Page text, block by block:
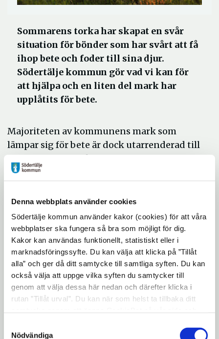
Denna webbplats använder cookies
Södertälje kommun använder kakor (cookies) för att våra
webbplatser ska fungera så bra som möjligt för dig.
Kakor kan användas funktionellt, statistiskt eller i
marknadsföringssyfte. Du kan välja att klicka på ”Tillåt
alla” och ger då ditt samtycke till samtliga syften. Du kan
också välja att uppge vilka syften du samtycker till
genom att välja dessa här nedan och därefter klicka i
rutan ”Tillåt urval”. Du kan när som helst ta tillbaka ditt
"Visa detaljer" kan du läsa om hur kakorna används och
Nödvändiga
Sommarens torka har skapat en svår
situation för bönder som har svårt att få
ihop bete och foder till sina djur.
Södertälje kommun gör vad vi kan för
att hjälpa och en liten del mark har
upplåtits för bete.
Majoriteten av kommunens mark som
lämpar sig för bete är dock utarrenderad till
privatpersoner och företag.
Bårstafältet, Genetafältet och Glasberga
som vi under denna torra period avstår från
att klippa. Förhoppningsvis kan det komma
regn så att gräset växer till sig och att
ytorna kan slås under
sensommaren/hösten. Då är vår första
prioritet att skänka detta till bönder i behov
av foder.
företag att göra en god gärning om du har